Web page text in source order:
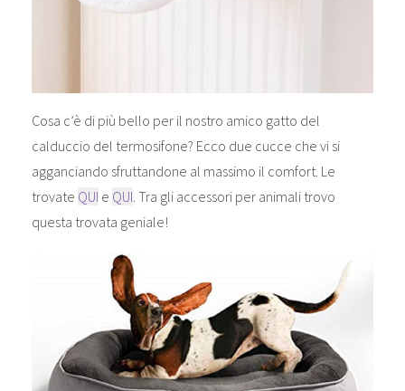
Cosa c’è di più bello per il nostro amico gatto del
calduccio del termosifone? Ecco due cucce che vi si
agganciando sfruttandone al massimo il comfort. Le
trovate QUI e QUI. Tra gli accessori per animali trovo
questa trovata geniale!